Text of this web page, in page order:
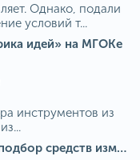
Однако, подали
условий т...
идей» на МГОКе
инструментов из
На ОДК-Сатурн в 30 раз ускорили подбор средств измерения для контроля качества продукции